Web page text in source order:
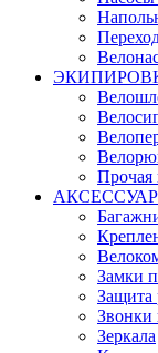
Прочая
Замки
Защита
Звонки
Зеркала